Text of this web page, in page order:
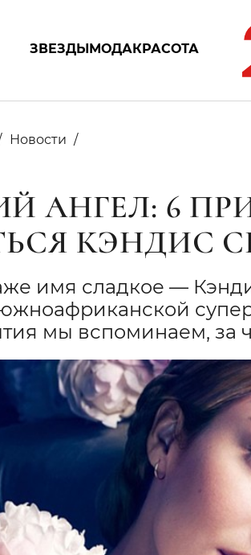
ЗВЕЗДЫМОДАКРАСОТА
Новости
АНГЕЛ: 6
КЭНДИС
имя сладкое —
мы вспоминаем, за